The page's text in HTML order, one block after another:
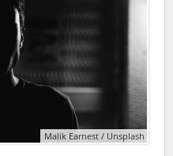
Malik Earnest / Unsplash